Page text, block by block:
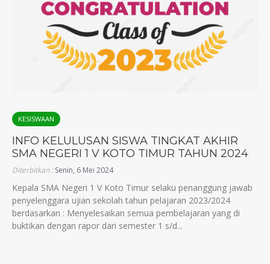
KESISWAAN
INFO KELULUSAN SISWA TINGKAT AKHIR
SMA NEGERI 1 V KOTO TIMUR TAHUN 2024
Diterbitkan :Senin, 6 Mei 2024
Kepala SMA Negeri 1 V Koto Timur selaku penanggung jawab
penyelenggara ujian sekolah tahun pelajaran 2023/2024
berdasarkan : Menyelesaikan semua pembelajaran yang di
buktikan dengan rapor dari semester 1 s/d...